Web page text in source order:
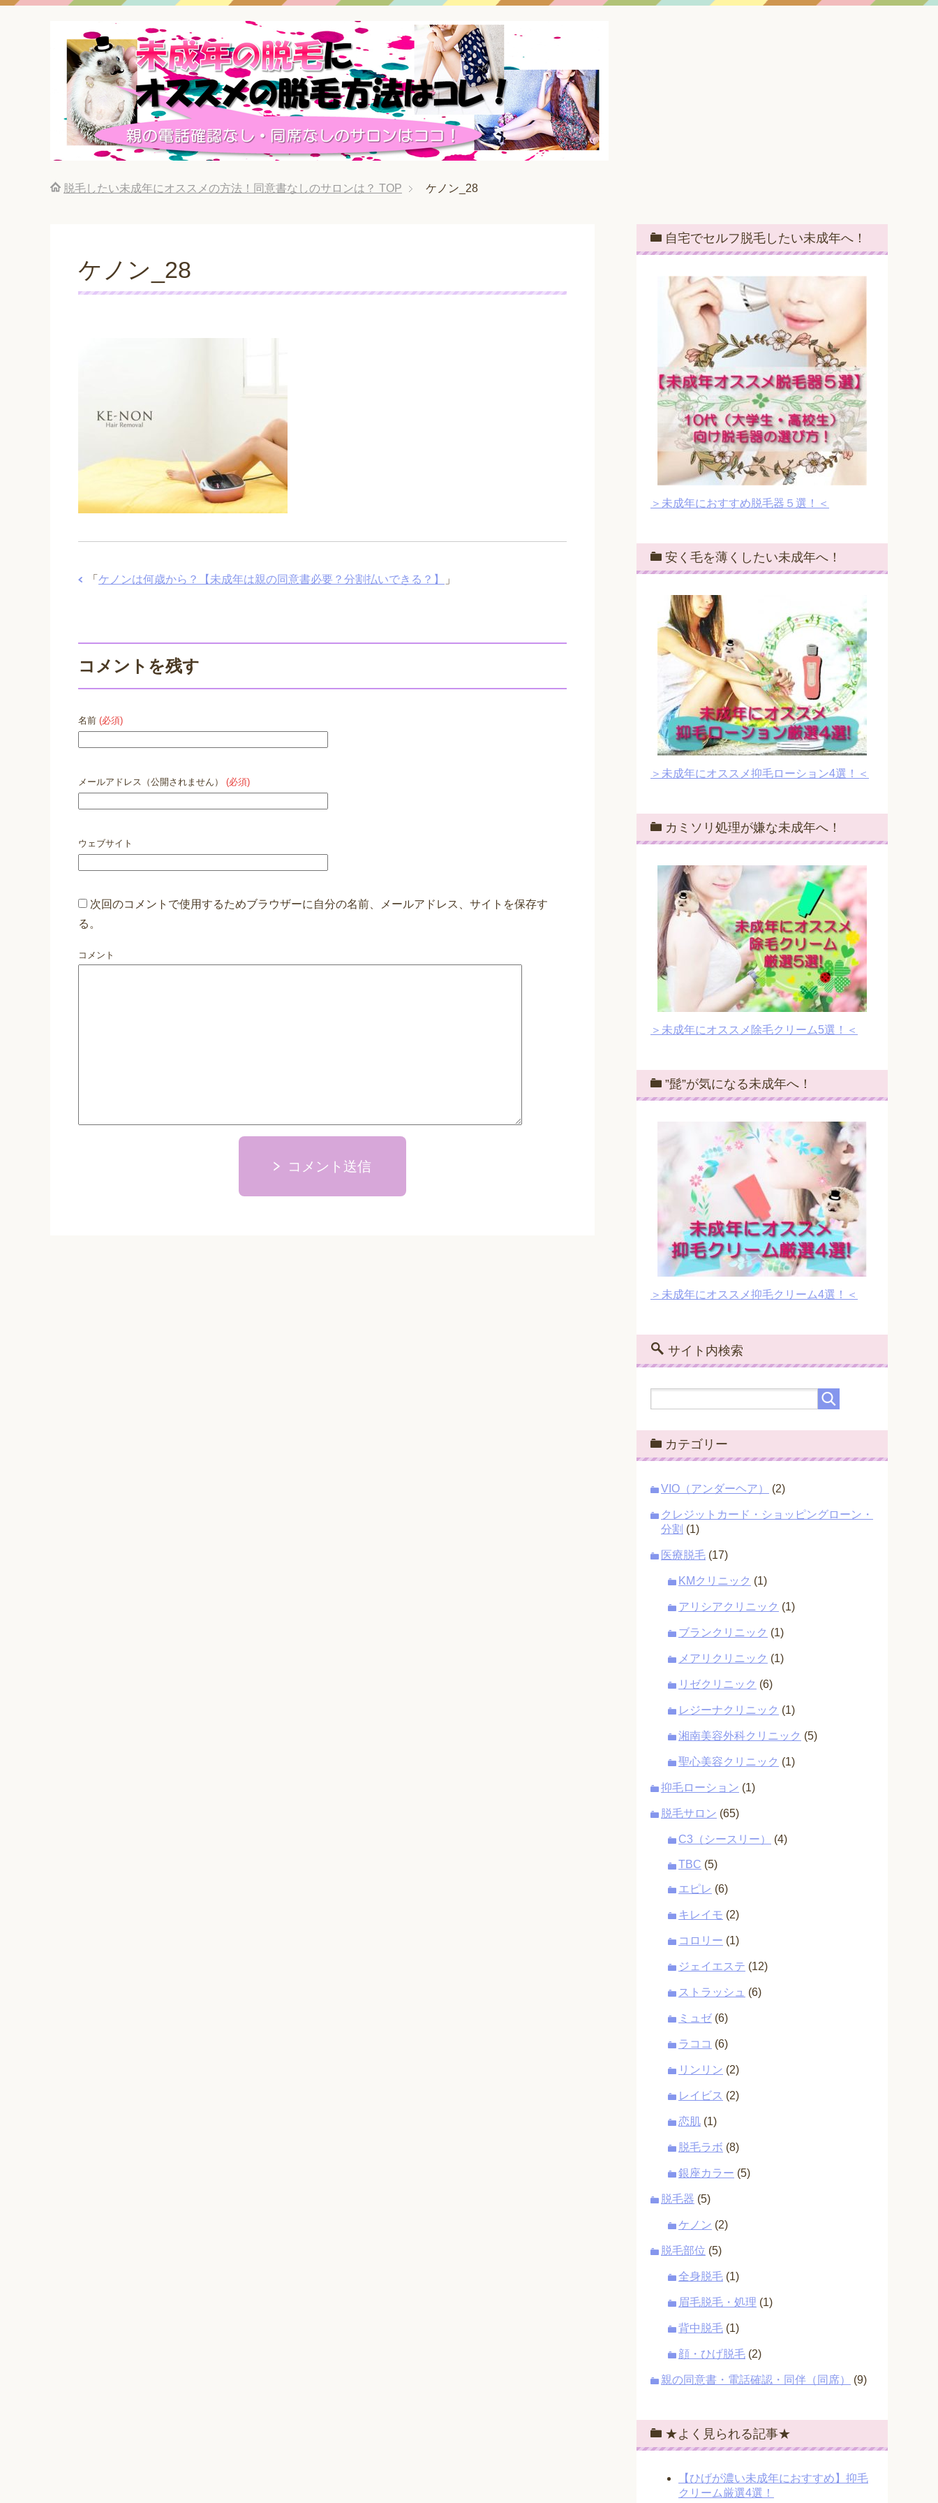
脱毛したい未成年にオススメの方法！同意書なしのサロンは？ TOP ケノン_28
ケノン_28
「 ケノンは何歳から？【未成年は親の同意書必要？分割払いできる？】 」
コメントを残す
名前 (必須)
メールアドレス（公開されません） (必須)
ウェブサイト
次回のコメントで使用するためブラウザーに自分の名前、メールアドレス、サイトを保存す
る。
コメント
コメント送信
自宅でセルフ脱毛したい未成年へ！
＞未成年におすすめ脱毛器５選！＜
安く毛を薄くしたい未成年へ！
＞未成年にオススメ抑毛ローション4選！＜
カミソリ処理が嫌な未成年へ！
＞未成年にオススメ除毛クリーム5選！＜
”髭”が気になる未成年へ！
＞未成年にオススメ抑毛クリーム4選！＜
サイト内検索
カテゴリー
VIO（アンダーヘア） (2)
クレジットカード・ショッピングローン・
分割 (1)
医療脱毛 (17)
KMクリニック (1)
アリシアクリニック (1)
ブランクリニック (1)
メアリクリニック (1)
リゼクリニック (6)
レジーナクリニック (1)
湘南美容外科クリニック (5)
聖心美容クリニック (1)
抑毛ローション (1)
脱毛サロン (65)
C3（シースリー） (4)
TBC (5)
エピレ (6)
キレイモ (2)
コロリー (1)
ジェイエステ (12)
ストラッシュ (6)
ミュゼ (6)
ラココ (6)
リンリン (2)
レイビス (2)
恋肌 (1)
脱毛ラボ (8)
銀座カラー (5)
脱毛器 (5)
ケノン (2)
脱毛部位 (5)
全身脱毛 (1)
眉毛脱毛・処理 (1)
背中脱毛 (1)
顔・ひげ脱毛 (2)
親の同意書・電話確認・同伴（同席） (9)
★よく見られる記事★
【ひげが濃い未成年におすすめ】抑毛
クリーム厳選4選！